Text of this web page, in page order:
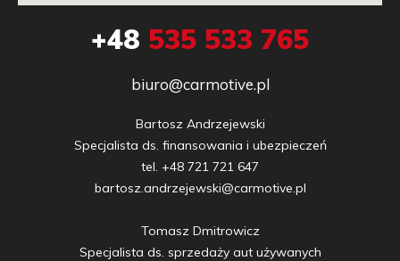
+48 535 533 765
biuro@carmotive.pl
Bartosz Andrzejewski
Specjalista ds. finansowania i ubezpieczeń
tel. +48 721 721 647
bartosz.andrzejewski@carmotive.pl
Tomasz Dmitrowicz
Specjalista ds. sprzedaży aut używanych